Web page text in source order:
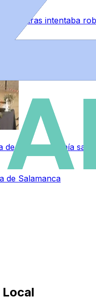
mientras intentaba
de la gastronomía
de Salamanca
Local